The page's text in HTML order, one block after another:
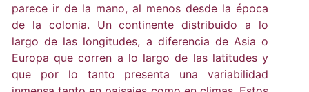
parece ir de la mano, al menos desde la época
de la colonia. Un continente distribuido a lo
largo de las longitudes, a diferencia de Asia o
Europa que corren a lo largo de las latitudes y
que por lo tanto presenta una variabilidad